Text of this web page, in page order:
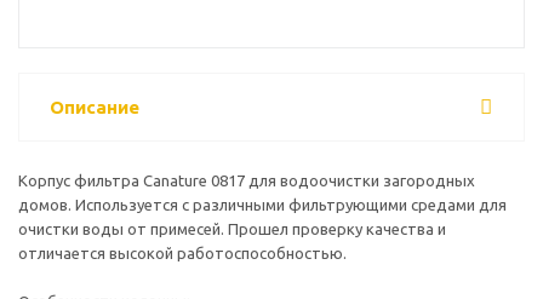
Описание
Корпус фильтра Canature 0817 для водоочистки загородных
домов. Используется с различными фильтрующими средами для
очистки воды от примесей. Прошел проверку качества и
отличается высокой работоспособностью.